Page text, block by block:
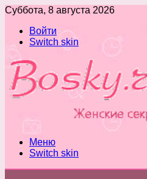
Суббота, 8 августа 2026
Войти
Switch skin
Меню
Switch skin